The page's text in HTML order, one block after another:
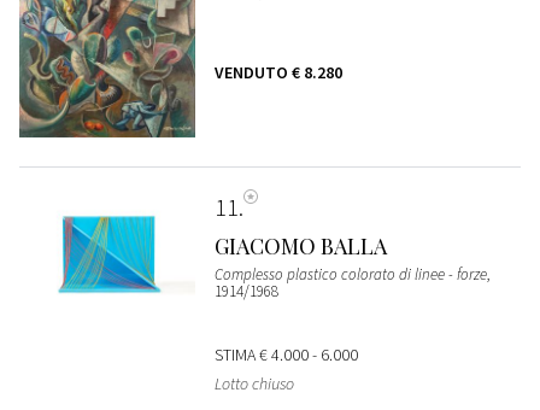
VENDUTO € 8.280
11
GIACOMO BALLA
Complesso plastico colorato di linee - forze,
1914/1968
STIMA€ 4.000 - 6.000
Lotto chiuso